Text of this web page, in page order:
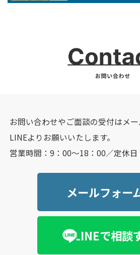
お問い合わせやご面談の受付はメ
LINEよりお願いいたします。
営業時間：9：00～18：00／定休
メールフォー
LINEで相談